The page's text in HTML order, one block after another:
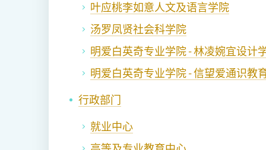
叶应桃李如意人文及语言学院
汤罗凤贤社会科学院
明爱白英奇专业学院 - 林凌婉宜设计
明爱白英奇专业学院 - 信望爱通识教
行政部门
就业中心